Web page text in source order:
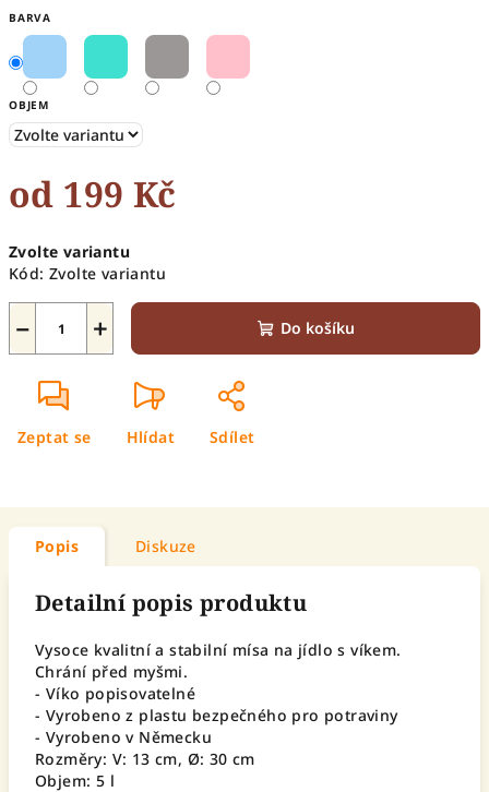
BARVA
OBJEM
od 199 Kč
cena:
Zvolte variantu
Kód: Zvolte variantu
+
− Do košíku
Zeptat se Hlídat Sdílet
Popis Diskuze
Detailní popis produktu
Vysoce kvalitní a stabilní mísa na jídlo s víkem.
Chrání před myšmi.
- Víko popisovatelné
- Vyrobeno z plastu bezpečného pro potraviny
- Vyrobeno v Německu
Rozměry: V: 13 cm, Ø: 30 cm
Objem: 5 l